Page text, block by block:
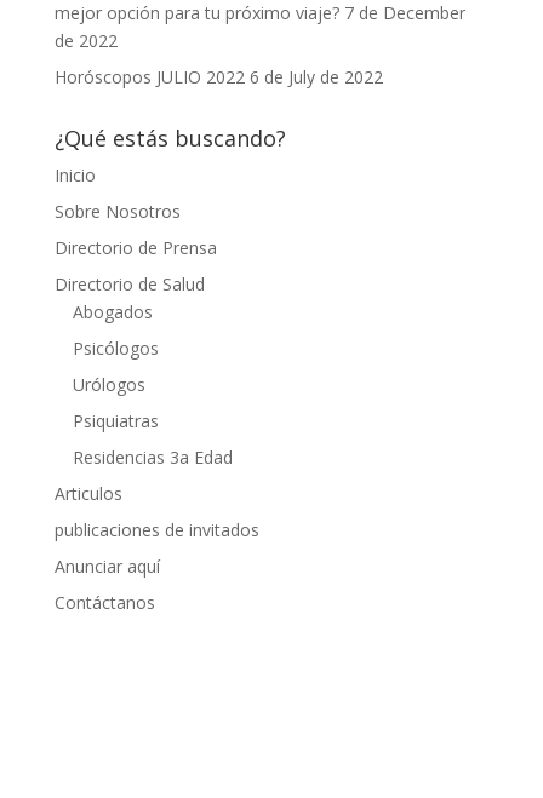
mejor opción para tu próximo viaje? 7 de December
de 2022
Horóscopos JULIO 2022 6 de July de 2022
¿Qué estás buscando?
Inicio
Sobre Nosotros
Directorio de Prensa
Directorio de Salud
Abogados
Psicólogos
Urólogos
Psiquiatras
Residencias 3a Edad
Articulos
publicaciones de invitados
Anunciar aquí
Contáctanos